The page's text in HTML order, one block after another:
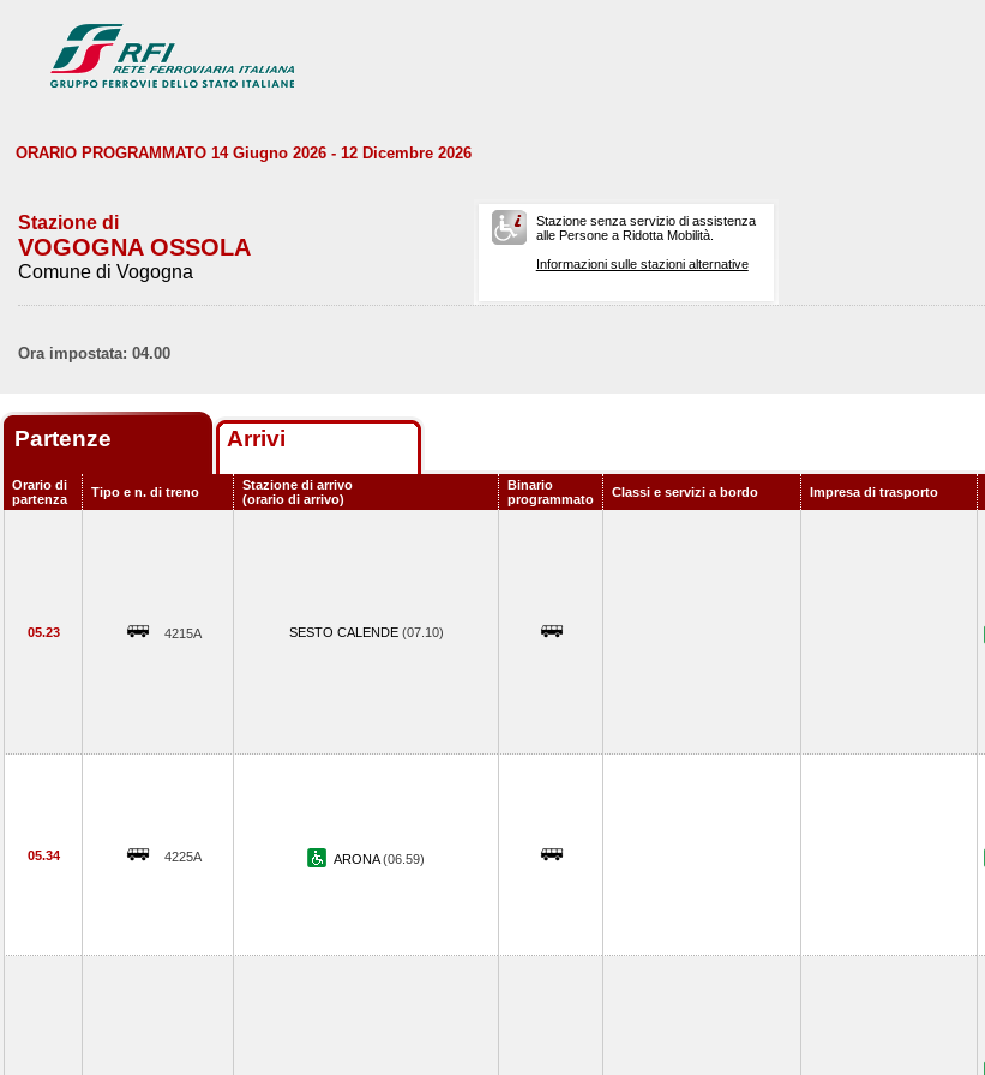
ORARIO PROGRAMMATO 14 Giugno 2026 - 12 Dicembre 2026
Stazione di
VOGOGNA OSSOLA
Comune di Vogogna
Stazione senza servizio di assistenza
alle Persone a Ridotta Mobilità.
Informazioni sulle stazioni alternative
Ora impostata: 04.00
Partenze Arrivi
Orario di
partenza
Tipo e n. di treno
Stazione di arrivo
(orario di arrivo)
Binario
programmato
Classi e servizi a bordo Impresa di trasporto
05.23 4215A SESTO CALENDE (07.10)
05.34 4225A ARONA(06.59)